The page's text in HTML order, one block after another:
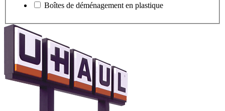
Boîtes de déménagement en plastique